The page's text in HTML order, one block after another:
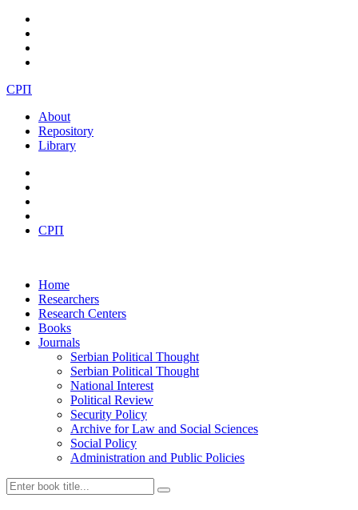
СРП
About
Repository
Library
СРП
Home
Researchers
Research Centers
Books
Journals
Serbian Political Thought
Serbian Political Thought
National Interest
Political Review
Security Policy
Archive for Law and Social Sciences
Social Policy
Administration and Public Policies